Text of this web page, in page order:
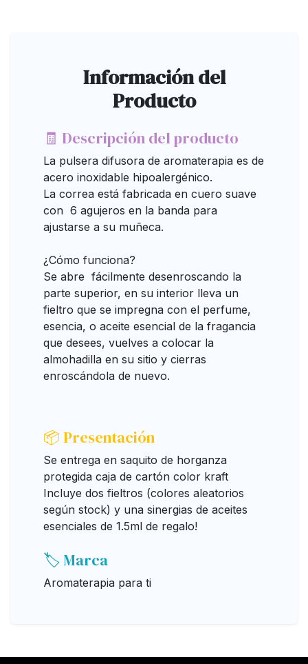
Información del
Producto
🧾 Descripción del producto
La pulsera difusora de aromaterapia es de
acero inoxidable hipoalergénico.
La correa está fabricada en cuero suave
con 6 agujeros en la banda para
ajustarse a su muñeca.
¿Cómo funciona?
Se abre fácilmente desenroscando la
parte superior, en su interior lleva un
fieltro que se impregna con el perfume,
esencia, o aceite esencial de la fragancia
que desees, vuelves a colocar la
almohadilla en su sitio y cierras
enroscándola de nuevo.
📦 Presentación
Se entrega en saquito de horganza
protegida caja de cartón color kraft
Incluye dos fieltros (colores aleatorios
según stock) y una sinergias de aceites
esenciales de 1.5ml de regalo!
🏷️ Marca
Aromaterapia para ti